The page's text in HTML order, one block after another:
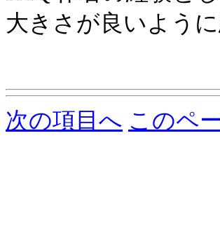
大きさが良いよう
次の項目へ このペ